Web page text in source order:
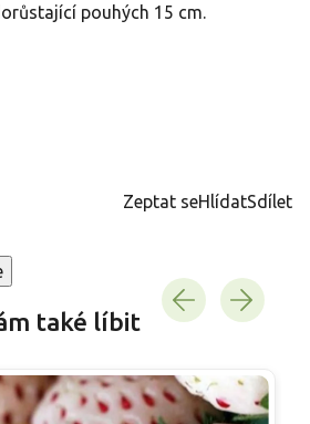
pouhých 15 cm.
Zeptat seHlídatSdílet
také líbit